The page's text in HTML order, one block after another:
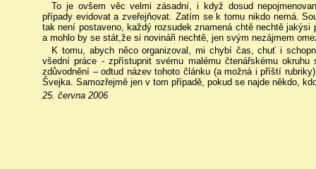
To je ovšem věc velmi zásadní, i když dosud
případy evidovat a zveřejňovat. Zatím se k tomu nikdo nemá.
tak není postaveno, každý rozsudek znamená chtě nechtě jakýsi
a mohlo by se stát,že si novináři nechtě, jen svým nezájmem
K tomu, abych něco organizoval, mi chybí čas, chuť i
všední práce - zpřístupnit svému malému čtenářskému
zdůvodnění – odtud název tohoto článku (a možná i příští
Švejka. Samozřejmě jen v tom případě, pokud se najde někdo,
25. června 2006